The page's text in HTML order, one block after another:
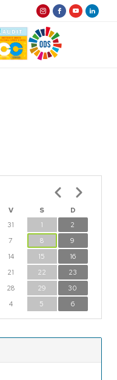
V S
D
31 1
2
7 8
9
14 15
16
21 22
23
28 29
30
4 5 6
Paginación